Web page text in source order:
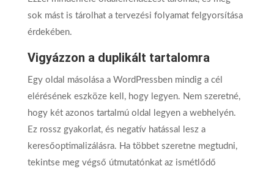
sok mást is tárolhat a tervezési folyamat felgyorsítása
érdekében.
Vigyázzon a duplikált tartalomra
Egy oldal másolása a WordPressben mindig a cél
elérésének eszköze kell, hogy legyen. Nem szeretné,
hogy két azonos tartalmú oldal legyen a webhelyén.
Ez rossz gyakorlat, és negatív hatással lesz a
keresőoptimalizálásra. Ha többet szeretne megtudni,
tekintse meg végső útmutatónkat az ismétlődő